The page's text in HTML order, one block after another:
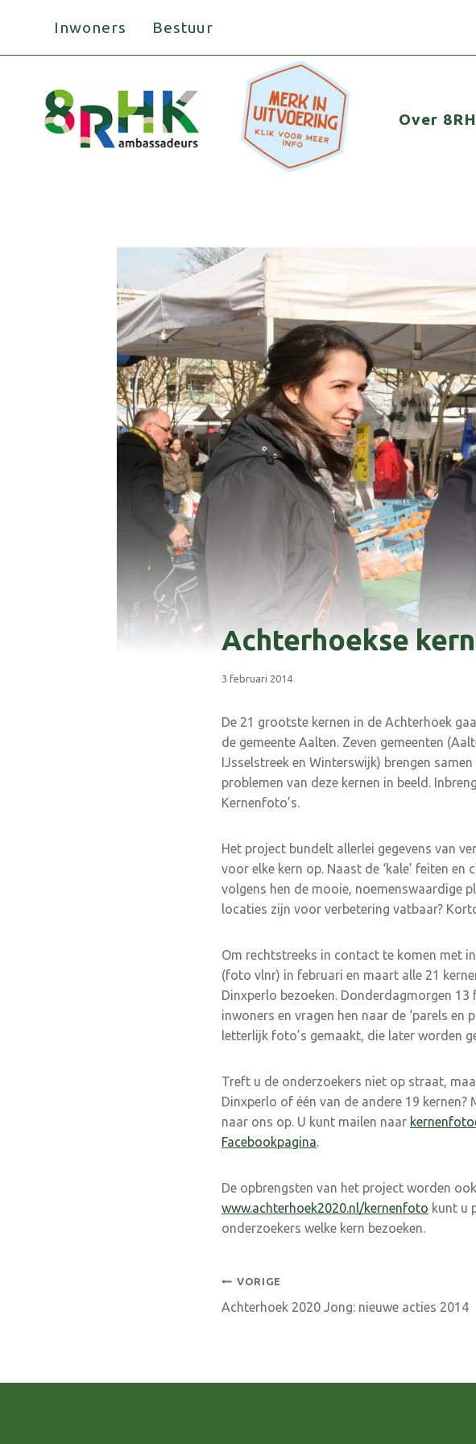
Inwoners Bestuur
Over
Achterhoekse
3 februari 2014
De 21 grootste kernen in de Achterhoek
de gemeente Aalten. Zeven gemeenten
IJsselstreek en Winterswijk) brengen
problemen van deze kernen in beeld.
Kernenfoto’s.
Het project bundelt allerlei gegevens van
voor elke kern op. Naast de ‘kale’ feiten
volgens hen de mooie, noemenswaardige
locaties zijn voor verbetering vatbaar?
Om rechtstreeks in contact te komen met
(foto vlnr) in februari en maart alle 21
Dinxperlo bezoeken. Donderdagmorgen
inwoners en vragen hen naar de ‘parels
letterlijk foto’s gemaakt, die later worden
Treft u de onderzoekers niet op straat,
Dinxperlo of één van de andere 19
naar ons op. U kunt mailen naar
Facebookpagina.
De opbrengsten van het project worden
www.achterhoek2020.nl/kernenfoto kunt u
onderzoekers welke kern bezoeken.
Bericht
navigatie
VORIGE
Achterhoek 2020 Jong: nieuwe acties 2014